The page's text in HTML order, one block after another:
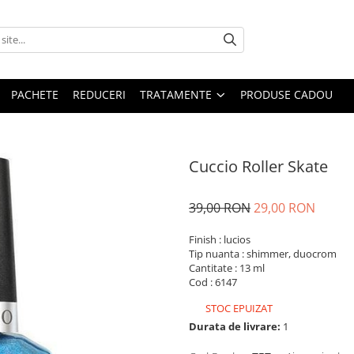
PACHETE REDUCERI TRATAMENTE PRODUSE CADOU
Cuccio Roller Skate
39,00 RON29,00 RON
Finish : lucios
Tip nuanta : shimmer, duocrom
Cantitate : 13 ml
Cod : 6147
STOC EPUIZAT
Durata de livrare: 1